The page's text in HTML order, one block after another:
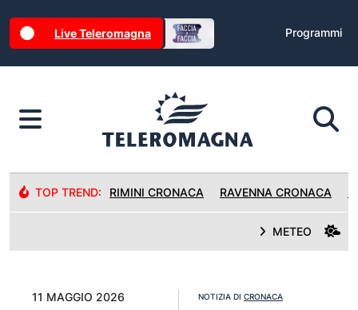
Live Teleromagna Programmi
TOP TREND: RIMINI CRONACA RAVENNA CRONACA
METEO
11 MAGGIO 2026
NOTIZIA DI CRONACA